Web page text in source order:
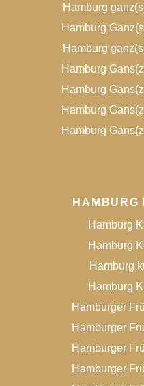
Hamburg
Hamburg
Hamburg
Hamburg
Hamburg
Hamburg
Hamburg
HAMBURG
Hamburg
Hamburg
Hamburg
Hamburg
Hamburger
Hamburger
Hamburger
Hamburger